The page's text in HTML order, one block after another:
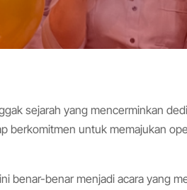
sejarah yang mencerminkan
untuk memajukan
benar-benar menjadi acara yang